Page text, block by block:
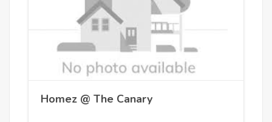
Homez @ The Canary